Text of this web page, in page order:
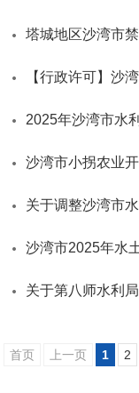
塔城地区沙湾市
【行政许可】沙
2025年沙湾市水
沙湾市小拐农业
关于调整沙湾市
沙湾市2025年水
关于第八师水利
首页 上一页 1 2